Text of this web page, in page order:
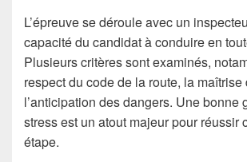
L’épreuve se déroule avec un
capacité du candidat à conduire en
Plusieurs critères sont examinés,
respect du code de la route, la
l’anticipation des dangers. Une bonne
stress est un atout majeur pour réussir
étape.